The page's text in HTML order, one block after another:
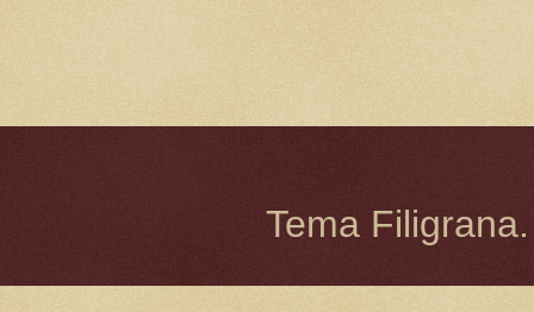
Tema